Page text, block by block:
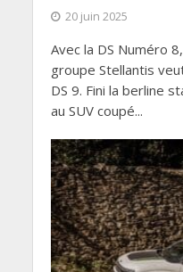
20 juin 2025
Avec la DS Numéro
groupe Stellantis
DS 9. Fini la berline
au SUV coupé...